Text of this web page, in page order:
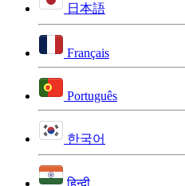
日本語
Français
Português
한국어
हिन्दी